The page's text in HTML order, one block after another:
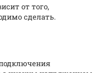
от того,
сделать.